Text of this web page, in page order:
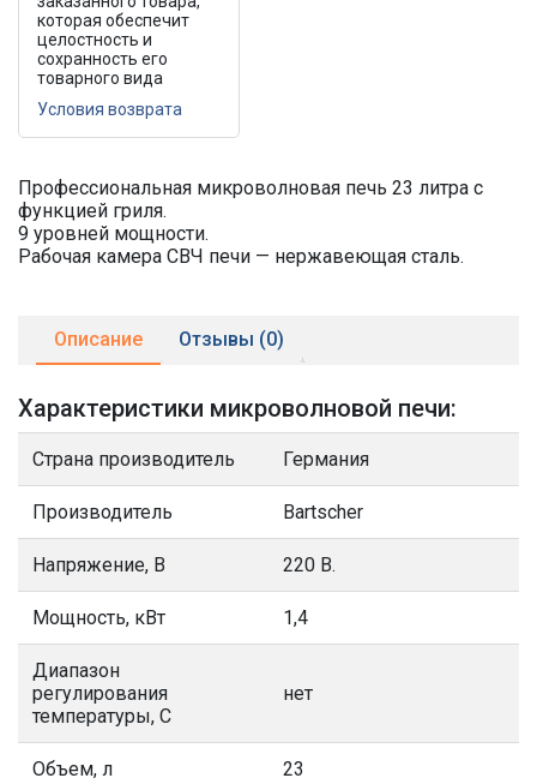
которая обеспечит
целостность и
сохранность его
товарного вида
Условия возврата
Профессиональная микроволновая печь 23 литра с
функцией гриля.
9 уровней мощности.
Рабочая камера СВЧ печи — нержавеющая сталь.
Описание Отзывы (0)
Характеристики микроволновой печи:
Страна производитель Германия
Производитель Bartscher
Напряжение, В 220 В.
Мощность, кВт 1,4
Диапазон
регулирования
температуры, С
нет
Объем, л 23